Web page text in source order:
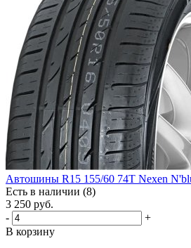
Автошины R15 155/60 74T Nexen
Есть в наличии (8)
3 250 руб.
-
+
В корзину